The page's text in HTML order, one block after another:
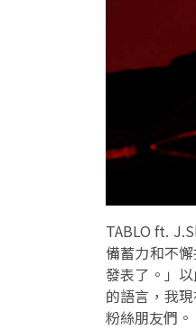
TABLO ft.
備蓄力和不
發表了。」
的語言，我
粉絲朋友們。